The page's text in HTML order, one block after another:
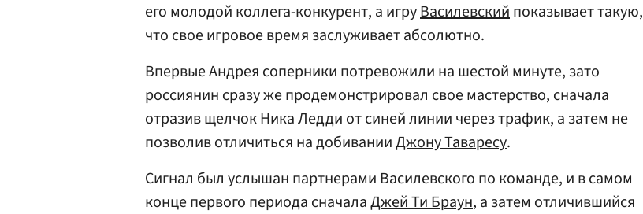
его молодой коллега-конкурент, а игруВасилевскийпоказывает такую,
что свое игровое время заслуживает абсолютно.
Впервые Андрея соперники потревожили на шестой минуте, зато
россиянин сразу же продемонстрировал свое мастерство, сначала
отразив щелчок Ника Ледди от синей линии через трафик, а затем не
позволив отличиться на добиванииДжону Таваресу.
Сигнал был услышан партнерами Василевского по команде, и в самом
конце первого периода сначалаДжей Ти Браун, а затем отличившийся